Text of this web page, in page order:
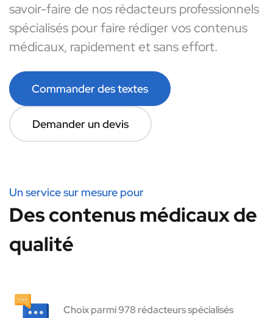
savoir-faire de nos rédacteurs professionnels
spécialisés pour faire rédiger vos contenus
médicaux, rapidement et sans effort.
Commander des textes
Demander un devis
Un service sur mesure pour
Des contenus médicaux de
qualité
Choix parmi 978 rédacteurs spécialisés